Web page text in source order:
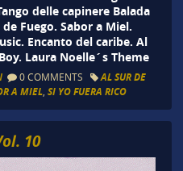
delle capinere Balada
Fuego. Sabor a Miel.
Encanto del caribe. Al
Laura Noelle´s Theme
0 COMMENTS
AL SUR DE
A MIEL, SI YO FUERA RICO
10